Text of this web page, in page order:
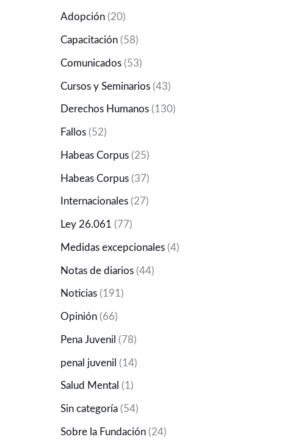
Adopción (20)
Capacitación (58)
Comunicados (53)
Cursos y Seminarios (43)
Derechos Humanos (130)
Fallos (52)
Habeas Corpus (25)
Habeas Corpus (37)
Internacionales (27)
Ley 26.061 (77)
Medidas excepcionales (4)
Notas de diarios (44)
Noticias (191)
Opinión (66)
Pena Juvenil (78)
penal juvenil (14)
Salud Mental (1)
Sin categoría (54)
Sobre la Fundación (24)